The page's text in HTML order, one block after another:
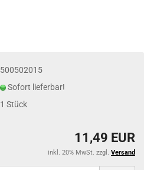
500502015
Sofort lieferbar!
1Stück
11,49 EUR
inkl. 20% MwSt. zzgl. Versand